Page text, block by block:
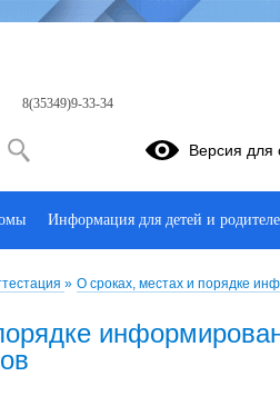
» О сроках, местах и порядке
8(35349)9-33-34
Версия для
Информация для детей и